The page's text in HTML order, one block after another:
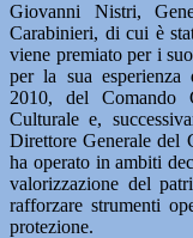
Giovanni Nistri,
Carabinieri, di cui è
viene premiato per i
per la sua esperienza
2010, del Comando
Culturale e,
Direttore Generale del
ha operato in ambiti
valorizzazione del
rafforzare strumenti
protezione.